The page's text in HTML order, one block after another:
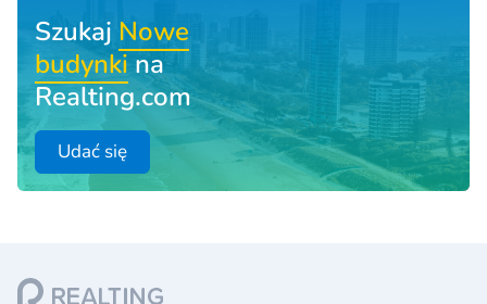
Szukaj Nowe
budynkina
Realting.com
Udać się